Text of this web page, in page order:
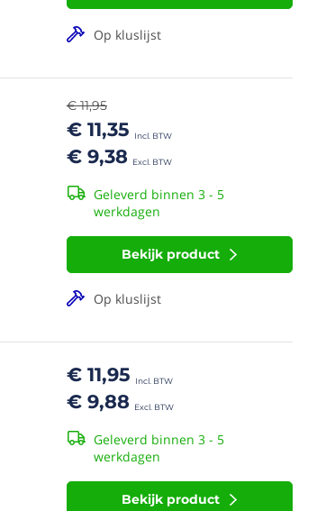
Op kluslijst
€ 11,35
€ 9,38
€ 11,95
Geleverd binnen 3 - 5
werkdagen
Bekijk product
Op kluslijst
€ 11,95
€ 9,88
Geleverd binnen 3 - 5
werkdagen
Bekijk product